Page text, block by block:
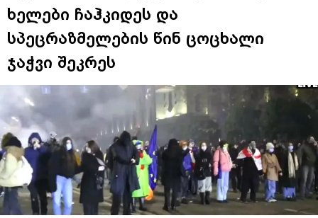
ხელები ჩაჰკიდეს და
სპეცრაზმელების წინ ცოცხალი
ჯაჭვი შეკრეს